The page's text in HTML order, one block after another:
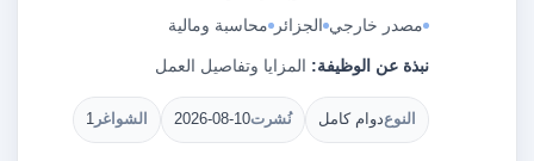
مصدر خارجي الجزائر محاسبة ومالية
نبذة عن الوظيفة: المزايا وتفاصيل العمل
النوعدوام كامل نُشرت2026-08-10 الشواغر 1